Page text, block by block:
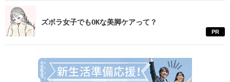
ズボラ女子でもOKな美脚ケアって？
PR